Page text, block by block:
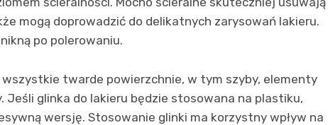
mogą doprowadzić do delikatnych zarysowań lakieru.
po polerowaniu.
wszystkie twarde powierzchnie, w tym szyby, elementy
Jeśli glinka do lakieru będzie stosowana na plastiku,
wersję. Stosowanie glinki ma korzystny wpływ na